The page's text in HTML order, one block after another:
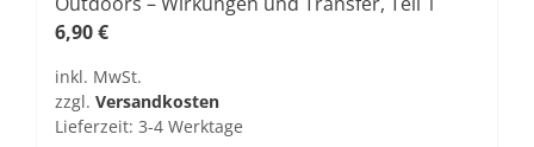
Optionen
auf
der
6,90€
inkl. MwSt.
zzgl. Versandkosten
Lieferzeit: 3-4 Werktage